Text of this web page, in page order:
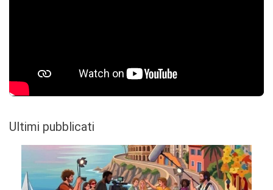
Ultimi pubblicati